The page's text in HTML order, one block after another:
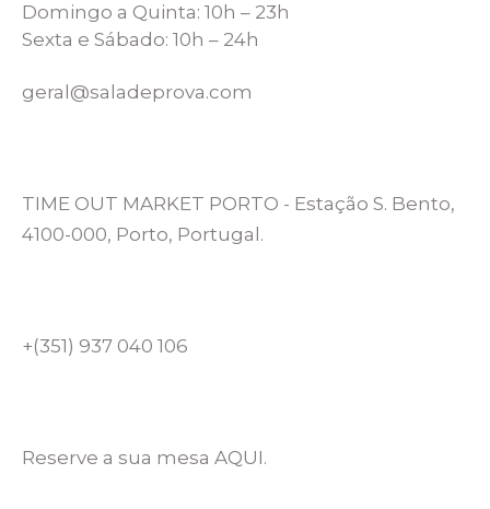
Domingo a Quinta: 10h – 23h
Sexta e Sábado: 10h – 24h
geral@saladeprova.com
TIME OUT MARKET PORTO - Estação S. Bento,
4100-000, Porto, Portugal.
+(351) 937 040 106
Reserve a sua mesa AQUI.